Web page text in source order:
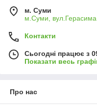
м. Суми
м.Суми,
Контакти
Сьогодні працює з
Показати весь
Про нас